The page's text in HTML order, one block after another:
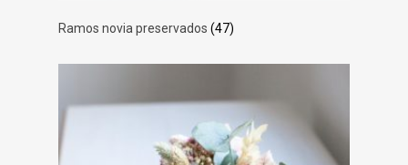
Ramos novia preservados (47)